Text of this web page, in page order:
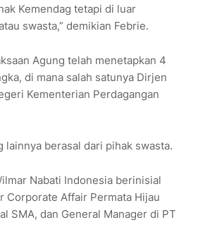
Kemendag tetapi di luar
swasta,” demikian Febrie.
Agung telah menetapkan 4
di mana salah satunya Dirjen
Kementerian Perdagangan
lainnya berasal dari pihak swasta.
Nabati Indonesia berinisial
Corporate Affair Permata Hijau
SMA, dan General Manager di PT